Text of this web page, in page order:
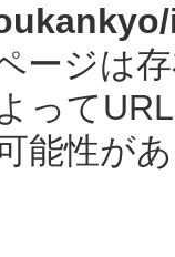
ージは
って
能性が